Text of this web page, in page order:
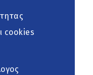
cookies